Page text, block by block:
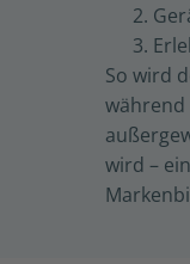
So wird
während
wird –